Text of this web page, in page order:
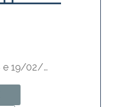
Leilão de Imóveis - 18 e 19/02/2016